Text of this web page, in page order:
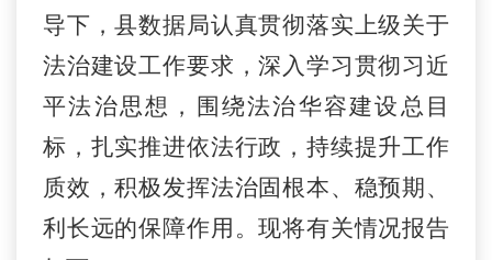
导下，县数据局认真贯彻落实上级关于
法治建设工作要求，深入学习贯彻习近
平法治思想，围绕法治华容建设总目
标，扎实推进依法行政，持续提升工作
质效，积极发挥法治固根本、稳预期、
利长远的保障作用。现将有关情况报告